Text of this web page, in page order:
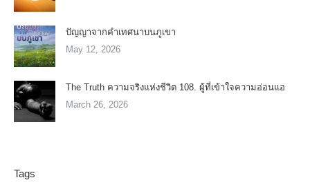
ปัญญาจากคำเทศนาบนภูเขา
May 12, 2026
The Truth ความจริงแห่งชีวิต 108. ผู้ที่เข้าใจความอ่อนแอ
March 26, 2026
Tags